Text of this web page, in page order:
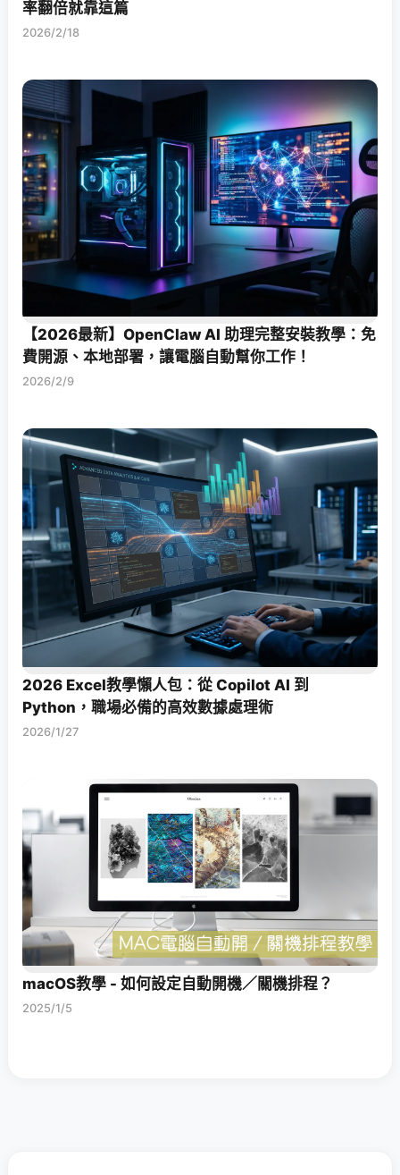
率翻倍就靠這篇
2026/2/18
【2026最新】OpenClaw AI 助理完整安裝教學：免
費開源、本地部署，讓電腦自動幫你工作！
2026/2/9
2026 Excel教學懶人包：從 Copilot AI 到
Python，職場必備的高效數據處理術
2026/1/27
macOS教學 - 如何設定自動開機／關機排程？
2025/1/5